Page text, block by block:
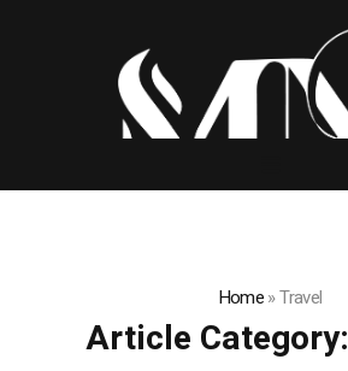
Home»Travel
Article Category: